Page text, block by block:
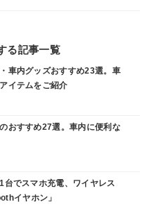
る記事一覧
車内グッズおすすめ23選。車
イテムをご紹介
おすすめ27選。車内に便利な
台でスマホ充電、ワイヤレス
イヤホン」